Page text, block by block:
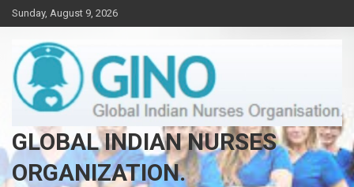
Skip
to
content
Sunday, August 9, 2026
GLOBAL INDIAN NURSES
ORGANIZATION.